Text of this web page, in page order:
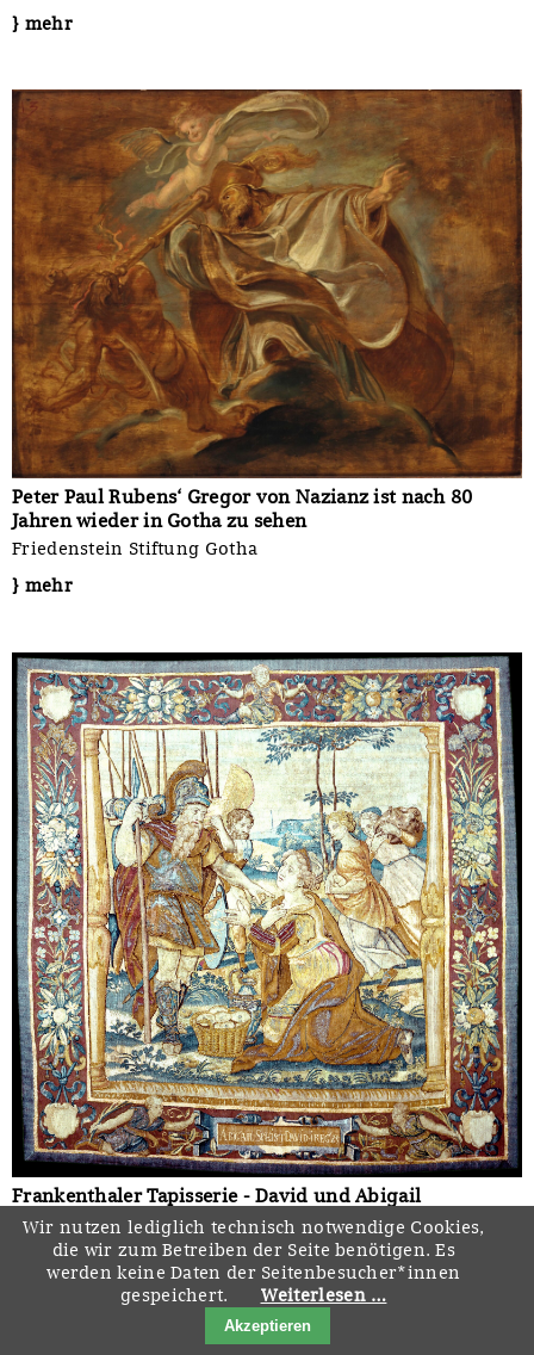
} mehr
Peter Paul Rubens‘ Gregor von Nazianz ist nach 80
Jahren wieder in Gotha zu sehen
Friedenstein Stiftung Gotha
} mehr
Frankenthaler Tapisserie - David und Abigail
Erkenbert-Museum, Frankenthal
} mehr
Wir nutzen lediglich technisch notwendige Cookies,
die wir zum Betreiben der Seite benötigen. Es
werden keine Daten der Seitenbesucher*innen
gespeichert.
Weiterlesen …
Akzeptieren